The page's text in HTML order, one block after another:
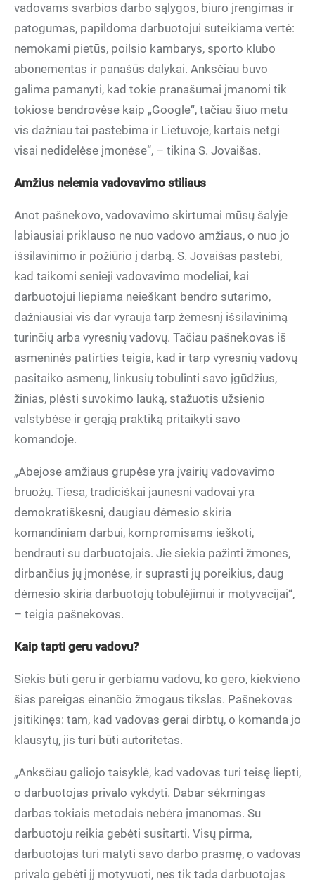
vadovams svarbios darbo sąlygos, biuro įrengimas ir
patogumas, papildoma darbuotojui suteikiama vertė:
nemokami pietūs, poilsio kambarys, sporto klubo
abonementas ir panašūs dalykai. Anksčiau buvo
galima pamanyti, kad tokie pranašumai įmanomi tik
tokiose bendrovėse kaip „Google“, tačiau šiuo metu
vis dažniau tai pastebima ir Lietuvoje, kartais netgi
visai nedidelėse įmonėse“, – tikina S. Jovaišas.
Amžius nelemia vadovavimo stiliaus
Anot pašnekovo, vadovavimo skirtumai mūsų šalyje
labiausiai priklauso ne nuo vadovo amžiaus, o nuo jo
išsilavinimo ir požiūrio į darbą. S. Jovaišas pastebi,
kad taikomi senieji vadovavimo modeliai, kai
darbuotojui liepiama neieškant bendro sutarimo,
dažniausiai vis dar vyrauja tarp žemesnį išsilavinimą
turinčių arba vyresnių vadovų. Tačiau pašnekovas iš
asmeninės patirties teigia, kad ir tarp vyresnių vadovų
pasitaiko asmenų, linkusių tobulinti savo įgūdžius,
žinias, plėsti suvokimo lauką, stažuotis užsienio
valstybėse ir gerąją praktiką pritaikyti savo
komandoje.
„Abejose amžiaus grupėse yra įvairių vadovavimo
bruožų. Tiesa, tradiciškai jaunesni vadovai yra
demokratiškesni, daugiau dėmesio skiria
komandiniam darbui, kompromisams ieškoti,
bendrauti su darbuotojais. Jie siekia pažinti žmones,
dirbančius jų įmonėse, ir suprasti jų poreikius, daug
dėmesio skiria darbuotojų tobulėjimui ir motyvacijai“,
– teigia pašnekovas.
Kaip tapti geru vadovu?
Siekis būti geru ir gerbiamu vadovu, ko gero, kiekvieno
šias pareigas einančio žmogaus tikslas. Pašnekovas
įsitikinęs: tam, kad vadovas gerai dirbtų, o komanda jo
klausytų, jis turi būti autoritetas.
„Anksčiau galiojo taisyklė, kad vadovas turi teisę liepti,
o darbuotojas privalo vykdyti. Dabar sėkmingas
darbas tokiais metodais nebėra įmanomas. Su
darbuotoju reikia gebėti susitarti. Visų pirma,
darbuotojas turi matyti savo darbo prasmę, o vadovas
privalo gebėti jį motyvuoti, nes tik tada darbuotojas